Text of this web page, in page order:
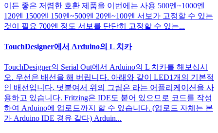
이든 좋은 저렴한 호환 제품을 이번에는 사용 500엔~1000엔
120엔 1500엔 150엔~500엔 20엔~100엔 서보가 고정할 수 있는
것이 필요 700엔 정도 서보를 단단히 고정할 수 있는...
TouchDesigner에서 Arduino의 L 치카
TouchDesigner의 Serial Out에서 Arduino의 L 치카를 해보십시
오. 우선은 배선을 해 버립니다. 아래와 같이 LED1개의 기본적
인 배선입니다. 덧붙여서 위의 그림은 라는 어플리케이션을 사
용하고 있습니다. Fritzing은 IDE도 붙어 있으므로 코드를 작성
하여 Arduino에 업로드까지 할 수 있습니다. (업로드 자체는 본
가 Arduino IDE 경유 같다) Arduin...